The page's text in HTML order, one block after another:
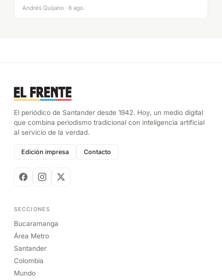
Andrés Quijano · 6 ago.
El periódico de Santander desde 1942. Hoy, un medio digital
que combina periodismo tradicional con inteligencia artificial
al servicio de la verdad.
Edición impresa Contacto
SECCIONES
Bucaramanga
Área Metro
Santander
Colombia
Mundo